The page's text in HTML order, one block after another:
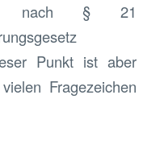
nach § 21
Punkt ist aber
Fragezeichen